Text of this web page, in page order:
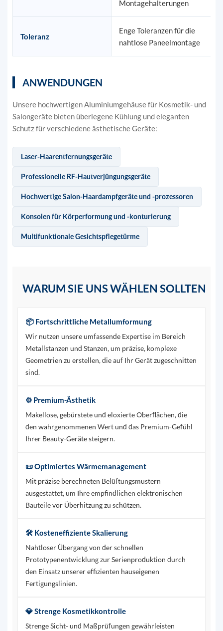
Montagehalterungen
Toleranz
Enge Toleranzen für die
nahtlose Paneelmontage
ANWENDUNGEN
Unsere hochwertigen Aluminiumgehäuse für Kosmetik- und
Salongeräte bieten überlegene Kühlung und eleganten
Schutz für verschiedene ästhetische Geräte:
Laser-Haarentfernungsgeräte
Professionelle RF-Hautverjüngungsgeräte
Hochwertige Salon-Haardampfgeräte und -prozessoren
Konsolen für Körperformung und -konturierung
Multifunktionale Gesichtspflegetürme
WARUM SIE UNS WÄHLEN SOLLTEN
📦 Fortschrittliche Metallumformung
Wir nutzen unsere umfassende Expertise im Bereich
Metallstanzen und Stanzen, um präzise, ​​komplexe
Geometrien zu erstellen, die auf Ihr Gerät zugeschnitten
sind.
⚙️ Premium-Ästhetik
Makellose, gebürstete und eloxierte Oberflächen, die
den wahrgenommenen Wert und das Premium-Gefühl
Ihrer Beauty-Geräte steigern.
📜 Optimiertes Wärmemanagement
Mit präzise berechneten Belüftungsmustern
ausgestattet, um Ihre empfindlichen elektronischen
Bauteile vor Überhitzung zu schützen.
🛠️ Kosteneffiziente Skalierung
Nahtloser Übergang von der schnellen
Prototypenentwicklung zur Serienproduktion durch
den Einsatz unserer effizienten hauseigenen
Fertigungslinien.
💎 Strenge Kosmetikkontrolle
Strenge Sicht- und Maßprüfungen gewährleisten